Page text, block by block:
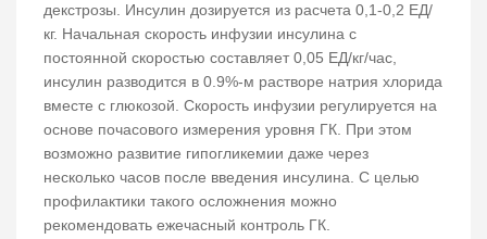
декстрозы. Инсулин дозируется из расчета 0,1-0,2 ЕД/
кг. Начальная скорость инфузии инсулина с
постоянной скоростью составляет 0,05 ЕД/кг/час,
инсулин разводится в 0.9%-м растворе натрия хлорида
вместе с глюкозой. Скорость инфузии регулируется на
основе почасового измерения уровня ГК. При этом
возможно развитие гипогликемии даже через
несколько часов после введения инсулина. С целью
профилактики такого осложнения можно
рекомендовать ежечасный контроль ГК.